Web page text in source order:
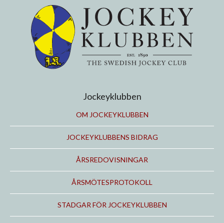
Jockeyklubben
OM JOCKEYKLUBBEN
JOCKEYKLUBBENS BIDRAG
ÅRSREDOVISNINGAR
ÅRSMÖTESPROTOKOLL
STADGAR FÖR JOCKEYKLUBBEN